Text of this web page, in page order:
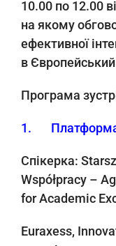
10.00 по 12.00
на якому
ефективної
в Європейський
Програма з
1. Платформа
Спікерка:
Współpracy –
for Academic
Euraxess,